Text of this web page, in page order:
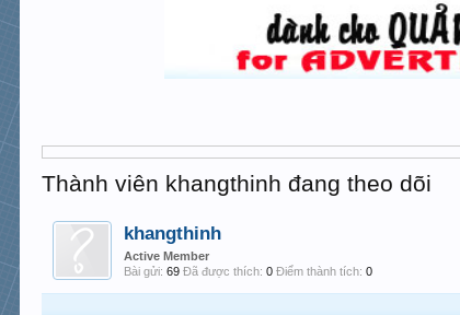
Thành viên khangthinh đang theo dõi
khangthinh
Active Member
Bài gửi: 69 Đã được thích: 0 Điểm thành tích: 0